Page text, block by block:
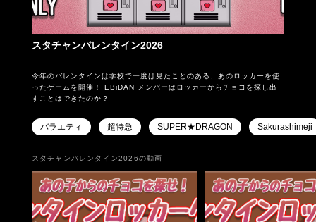
スタチャンバレンタイン2026
今年のバレンタインは学校で一度は見たことのある、あのロッカーを使
ったゲームを開催！ EBiDAN メンバーはロッカーからチョコを探し出
すことはできたのか？
バラエティ 超特急 SUPER★DRAGON Sakurashimeji
スタチャンバレンタイン2026の動画